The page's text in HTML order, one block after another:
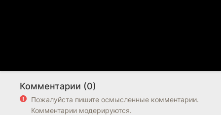
Комментарии (0)
Пожалуйста пишите осмысленные комментарии.
Комментарии модерируются.